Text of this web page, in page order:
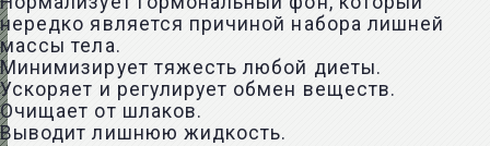
нередко является причиной набора лишней
массы тела.
Минимизирует тяжесть любой диеты.
Ускоряет и регулирует обмен веществ.
Очищает от шлаков.
Выводит лишнюю жидкость.